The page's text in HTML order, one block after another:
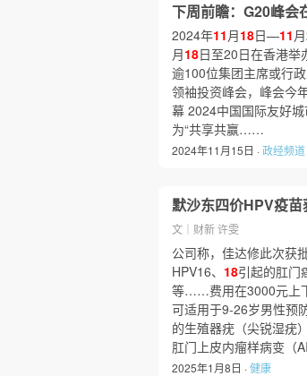
下周前瞻：G20峰会
2024年11月18日—11
月18日至20日在香港举
逾100位集团主席或行
领袖投资峰会，峰会今
幕 2024中国国际友好
为“共享共赢……
2024年11月15日 ·政经频道
默沙东四价HPV疫
文｜财新 许雯
公司称，佳达修此次获
HPV16、 18引起的肛门
等……费用在3000元上
可适用于9-26岁男性预
的生殖器疣（尖锐湿疣
肛门上皮内瘤样病变
2025年1月8日 ·健康